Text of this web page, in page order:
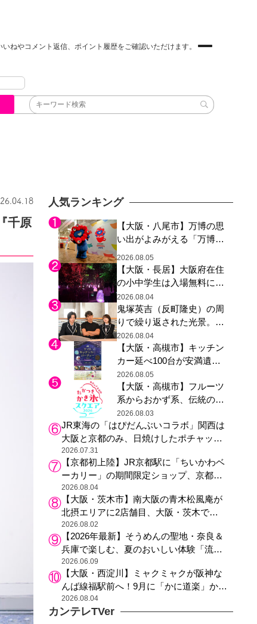
ねやコメント返信、ポイント履歴をご確認いただけます。
千原
人気ランキング
【大阪・八尾市】万博の思
い出がよみがえる「万博レ
クミャク登場、大屋根リン
グ木材展示も
2026.08.05
【大阪・長居】大阪府在住
の小中学生は入場無料に、
チームラボが「夏休みの自
由研究の課題に」と「ボタ
ニカルガーデン 大阪」へ招
待
2026.08.04
鬼塚英吉（反町隆史）の周
りで繰り返された光景。ド
ラマ『GTO』第３話で光っ
た演出の巧みさ
2026.08.04
【大阪・高槻市】キッチン
カー延べ100台が安満遺跡
公園に集結、夏の夜を満喫
する4日間のグルメイベン
ト
2026.08.05
【大阪・高槻市】フルーツ
系からおかず系、伝統の天
然氷まで人気店が集結、高
槻阪急スクエアで「かき
氷」祭り
2026.08.03
JR東海の「はぴだんぶいコラボ」関西は
大阪と京都のみ、日焼けしたポチャッコ
らサンリオキャラが描かれた駅弁やグッ
ズが登場
2026.07.31
【京都初上陸】JR京都駅に「ちいかわベ
ーカリー」の期間限定ショップ、京都の
銘菓“おたべ”との限定コラボも
2026.08.04
【大阪・茨木市】南大阪の青木松風庵が
北摂エリアに2店舗目、大阪・茨木で
も“焼きたて”の月化粧が食べられる
2026.08.02
【2026年最新】そうめんの聖地・奈良＆
兵庫で楽しむ、夏のおいしい体験「流し
そうめん体験」おすすめ3選
2026.06.09
【大阪・西淀川】ミャクミャクが阪神な
んば線福駅前へ！9月に「かに道楽」から
阪神沿線の新ランドマークにお引っ越し
2026.08.04
カンテレTVer